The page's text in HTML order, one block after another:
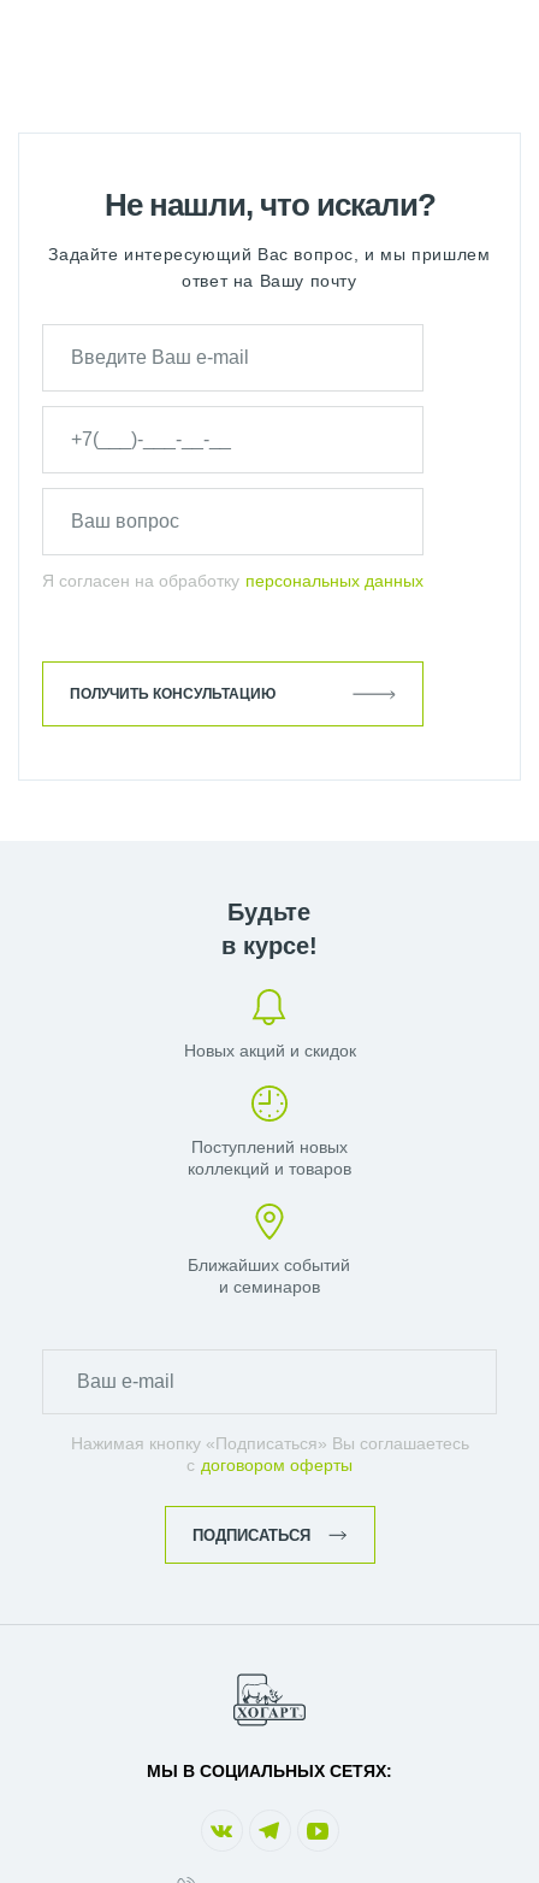
Не нашли, что искали?
Задайте интересующий Вас вопрос, и мы пришлем
ответ на Вашу почту
Я согласен на обработку персональных данных
ПОЛУЧИТЬ КОНСУЛЬТАЦИЮ
Будьте
в курсе!
Новых акций и скидок
Поступлений новых
коллекций и товаров
Ближайших событий
и семинаров
Нажимая кнопку «Подписаться» Вы соглашаетесь
с договором оферты
ПОДПИСАТЬСЯ
МЫ В СОЦИАЛЬНЫХ СЕТЯХ: